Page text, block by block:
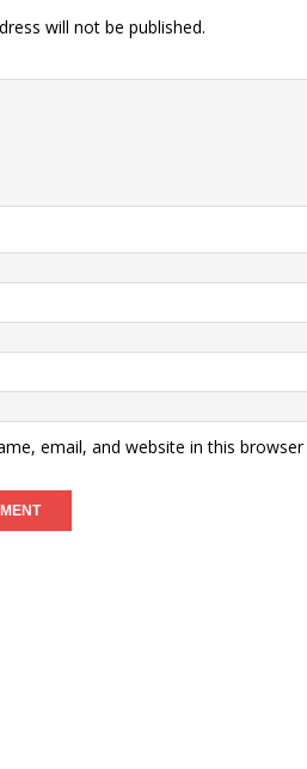
will not be published.
email, and website in this